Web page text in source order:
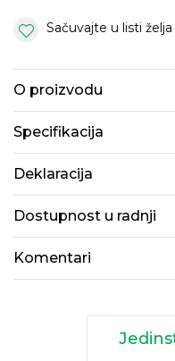
Sačuvajte u listi želja
O proizvodu
Specifikacija
Deklaracija
Dostupnost u radnji
Komentari